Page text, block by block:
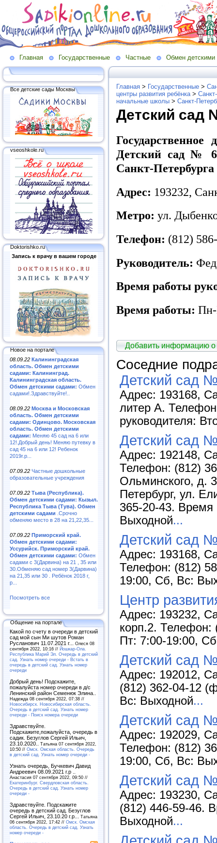
Главная Государственные Частные Обмен детскими
Все детские сады Москвы
vseoshkole.ru
Doktorishko.ru
Запись к врачу в вашем городе
Новое на портале
08.09.22 Калининградская
область. Обмен детскими
садами: Калининград.
Калининградская область.
Обмен детскими садами: Обмен
садами!.Здравствуйте!..
08.09.22 Москва и Московская
область. Обмен детскими
садами: Одинцово. Московская
область. Обмен детскими
садами: Меняю 45 сад на 6 или
12!.Добрый день! Меняю путевку в
сад 45 на 6 или 12! Ребенок
2019г.р...
07.09.22 Частные дошкольные
образовательные учреждения
07.09.22 Тыва (Республика).
Обмен детскими садами: Кызыл.
Республика Тыва (Тува). Обмен
детскими садами .Срочно
обменяю место в 28 на 21,22,35...
07.09.22 Приморский край.
Обмен детскими садами:
Уссурийск. Приморский край.
Обмен детскими садами: Обмен
садами с 3(Дарвина) на 21 , 35 или
30.Обменяю сад номер 3(Дарвина)
на 21,35 или 30 . Ребёнок 2018 г,
р...
Посмотреть все
Общение на портале
Какой по счету в очереди в детский
сад мой сын Ми шутов Роман
Русланович 11.07.2021 г... Олеся 08
сентября 2022, 10:16 // Йошкар-Ола.
Республика Марий Эл. Очередь в детский
сад. Узнать номер очереди - Встать в
очередь в детский сад. Узнать номер
очереди
Добрый день! Подскажите,
пожалуйста номер очереди в д/с
Ленинский район Семенюк Элина..
Надежда 08 сентября 2022, 07:38 //
Новосибирск. Новосибирская область.
Очередь в детский сад. Узнать номер
очереди - Поиск номера очереди
Здравствуйте.
Подскажите,пожалуйста, очередь в
садик. Безуглов Сергей Ильич,
23.10.2020.. Татьяна 07 сентября 2022,
10:50 // Омск. Омская область. Очередь
в детский сад. Узнать номер очереди -
Узнать очередь, Бучкевич Давид
Андреевич 08.09.2021 г.р ..
Анастасия 07 сентября 2022, 09:50 //
Екатеринбург. Свердловская область.
Очередь в детский сад. Узнать номер
очереди -
Здравствуйте. Подскажите
очередь в детский сад. Безуглов
Сергей Ильич, 23.10.20 г.р... Татьяна
06 сентября 2022, 17:42 // Омск. Омская
область. Очередь в детский сад. Узнать
номер очереди -
Главная > Государственные >
центры развития ребёнка>
начальные школы > Санкт-
Детский сад
Государственное
Детский сад №
Санкт-Петербурга
Адрес: 193232,
Метро: ул.
Телефон: (812)
Руководитель:
Время работы
Время работы: Пн-
Добавить информацию
Соседние
Детский сад
Адрес: 193168,
литер А.
руководителя:
Детский сад
Адрес: 192148,
Телефон: (812)
Ольминского, д.
Петербург, ул.
365-20-43.
Выходной...
Детский сад
Адрес: 193168,
Телефон: (812)
19:00, Сб, Вс:
Центр
Адрес: 193232,
корп.2. Телефон:
Пт: 7:00-19:00,
Детский сад
Адрес: 192012,
(812) 362-04-12
Вс: Выходной...
Детский сад
Адрес: 192029,
Телефон: (812)
19:00, Сб, Вс:
Детский сад
Адрес: 193230,
(812) 446-59-46.
Выходной...